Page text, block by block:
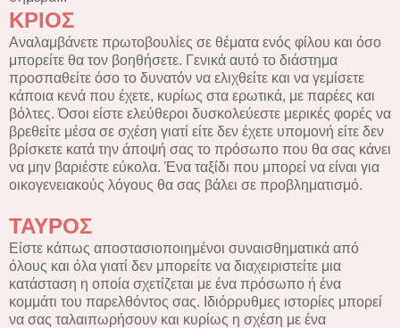
ΚΡΙΟΣ
Αναλαμβάνετε πρωτοβουλίες σε θέματα ενός φίλου και όσο
μπορείτε θα τον βοηθήσετε. Γενικά αυτό το διάστημα
προσπαθείτε όσο το δυνατόν να ελιχθείτε και να γεμίσετε
κάποια κενά που έχετε, κυρίως στα ερωτικά, με παρέες και
βόλτες. Όσοι είστε ελεύθεροι δυσκολεύεστε μερικές φορές να
βρεθείτε μέσα σε σχέση γιατί είτε δεν έχετε υπομονή είτε δεν
βρίσκετε κατά την άποψή σας το πρόσωπο που θα σας κάνει
να μην βαριέστε εύκολα. Ένα ταξίδι που μπορεί να είναι για
οικογενειακούς λόγους θα σας βάλει σε προβληματισμό.
ΤΑΥΡΟΣ
Είστε κάπως αποστασιοποιημένοι συναισθηματικά από
όλους και όλα γιατί δεν μπορείτε να διαχειριστείτε μια
κατάσταση η οποία σχετίζεται με ένα πρόσωπο ή ένα
κομμάτι του παρελθόντος σας. Ιδιόρρυθμες ιστορίες μπορεί
να σας ταλαιπωρήσουν και κυρίως η σχέση με ένα